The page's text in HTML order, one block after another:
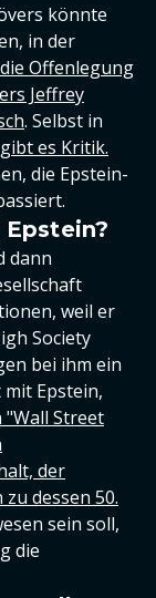
könnte
in der
Offenlegung
Jeffrey
. Selbst in
es Kritik.
die Epstein-
dann
weil er
Society
bei ihm ein
Epstein,
"Wall Street
der
dessen 50.
sein soll,
die